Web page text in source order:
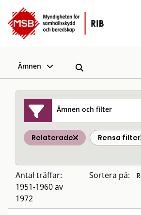
Ämnen
Ämnen och filter
Relaterade Rensa filter
Antal träffar:
1951-1960 av
1972
Sortera på: